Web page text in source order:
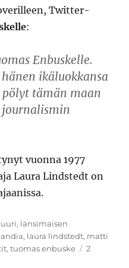
Twitter-
:
Enbuskelle.
ikäluokkansa
tämän maan
vuonna 1977
Laura Lindstedt on
, länsimaisen
, laura lindstedt, matti
,tuomas enbuske
2